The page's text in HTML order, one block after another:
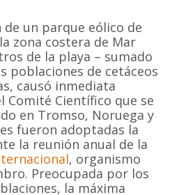
un parque eólico de
zona costera de Mar
de la playa – sumado
poblaciones de cetáceos
causó inmediata
Comité Científico que se
en Tromso, Noruega y
fueron adoptadas la
la reunión anual de la
, organismo
Preocupada por los
la máxima